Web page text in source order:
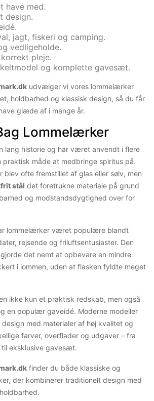
have med.
design.
jagt, fiskeri og camping.
vedligeholde.
pleje.
og komplette gavesæt.
udvælger vi vores lommelærker
holdbarhed og klassisk design, så du får
glæde af i mange år.
Lommelærker
lang historie og har været anvendt i flere
praktisk måde at medbringe spiritus på.
blev ofte fremstillet af glas eller sølv, men
stål det foretrukne materiale på grund
og modstandsdygtighed over for
lommelærker været populære blandt
rejsende og friluftsentusiaster. Den
det nemt at opbevare en mindre
i lommen, uden at flasken fyldte meget
ikke kun et praktisk redskab, men også
en populær gaveidé. Moderne modeller
med materialer af høj kvalitet og
farver, overflader og udgaver – fra
til eksklusive gavesæt.
finder du både klassiske og
der kombinerer traditionelt design med